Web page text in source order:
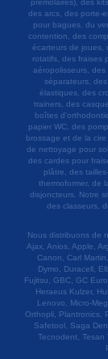
prémolaires), des
des arcs, des porte-
pour bagues, du
contention, des
écarteurs de joues,
rotatifs, des fraises
aéropolisseurs,
séparateurs,
élastiques, des
trainers, des
boîtes
papier WC, des
brossage et de la
de nettoyage pour
des cardes pour
plâtre, des
thermoformer, de
disjoncteurs. Notre
des classeurs,
Nous distribuons de
Ajax, Anios, Apple,
Canon, Carl
Dymo, Duracell,
Fujitsu, GBC, GC
Heraeus Kulzer,
Lenovo, Micro-
Orthopli, Plantronics,
Safetool, Saga
Tecnodent, Tesan